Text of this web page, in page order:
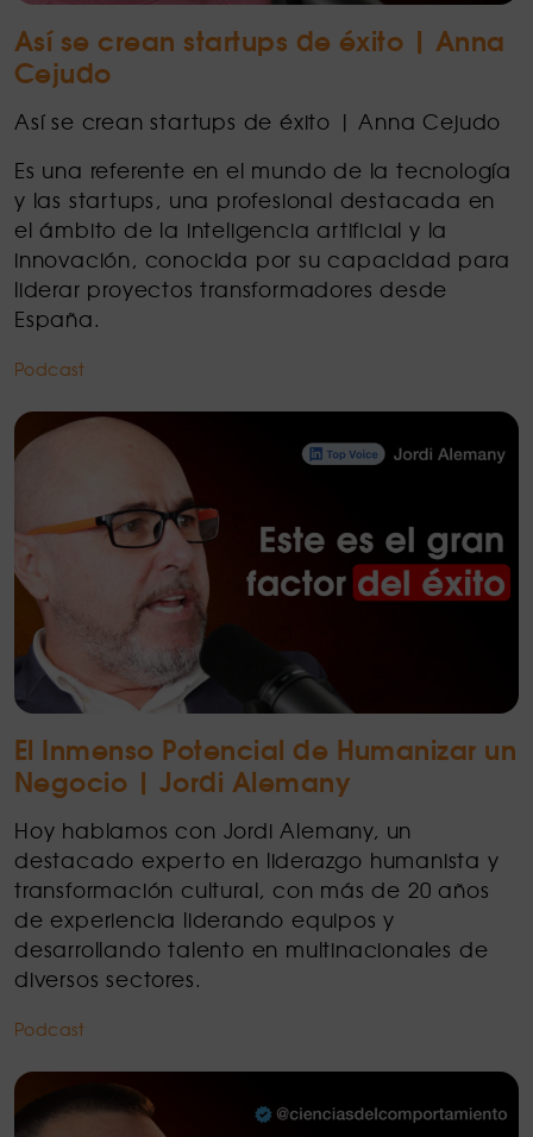
Así se crean startups de éxito | Anna
Cejudo
Así se crean startups de éxito | Anna Cejudo
Es una referente en el mundo de la tecnología
y las startups, una profesional destacada en
el ámbito de la inteligencia artificial y la
innovación, conocida por su capacidad para
liderar proyectos transformadores desde
España.
Podcast
El Inmenso Potencial de Humanizar un
Negocio | Jordi Alemany
Hoy hablamos con Jordi Alemany, un
destacado experto en liderazgo humanista y
transformación cultural, con más de 20 años
de experiencia liderando equipos y
desarrollando talento en multinacionales de
diversos sectores.
Podcast